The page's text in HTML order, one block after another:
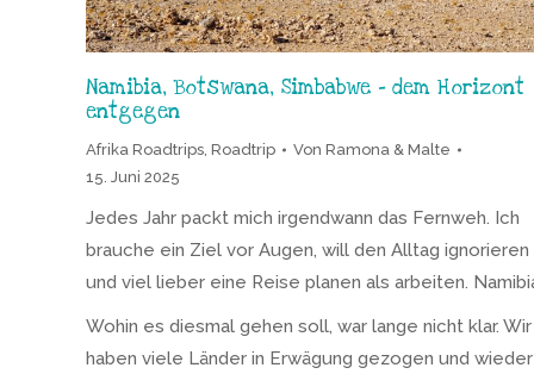
Namibia, Botswana, Simbabwe – dem Horizont
entgegen
Afrika Roadtrips, Roadtrip Von Ramona & Malte
15. Juni 2025
Jedes Jahr packt mich irgendwann das Fernweh. Ich
brauche ein Ziel vor Augen, will den Alltag ignorieren
und viel lieber eine Reise planen als arbeiten.
Wohin es diesmal gehen soll, war lange nicht klar. Wir
haben viele Länder in Erwägung gezogen und wieder